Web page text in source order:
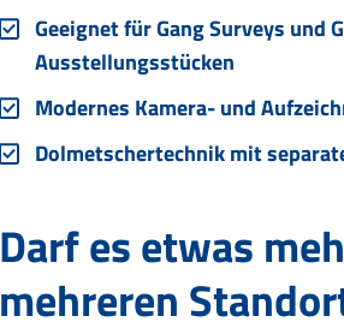
Geeignet für Gang Surveys und
Ausstellungsstücken
Modernes Kamera- und
Dolmetschertechnik mit
Darf es etwas
mehreren